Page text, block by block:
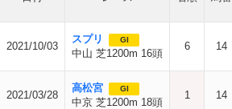
2021/10/03
スプリ GI
中山 芝1200m 16頭
6 14
2021/03/28
高松宮 GI
中京 芝1200m 18頭
1 14